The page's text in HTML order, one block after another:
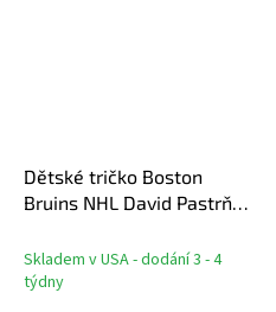
Dětské tričko Boston
Bruins NHL David Pastrňák
Number
Skladem v USA - dodání 3 - 4
týdny